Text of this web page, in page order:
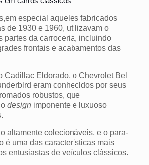
especial aqueles fabricados
de 1930 e 1960, utilizavam o
partes da carroceria, incluindo
frontais e acabamentos das
Cadillac Eldorado, o Chevrolet Bel
eram conhecidos por seus
robustos, que
design imponente e luxuoso
altamente colecionáveis, e o para-
é uma das características mais
entusiastas de veículos clássicos.